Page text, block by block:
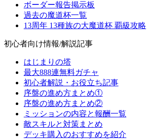
ボーダー報告掲示板
過去の魔道杯一覧
13周年 13種族の大魔道杯 覇級攻略
初心者向け情報/解説記事
はじまりの塔
最大888連無料ガチャ
初心者解説・お役立ち記事
序盤の進め方まとめ①
序盤の進め方まとめ②
ミッションの内容と報酬一覧
敵スキルと対策まとめ
デッキ購入のおすすめを紹介